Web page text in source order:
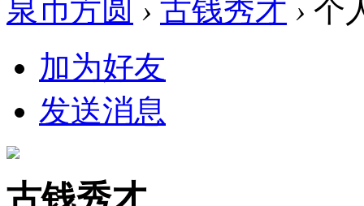
泉币方圆 › 古钱秀才 › 个
加为好友
发送消息
古钱秀才